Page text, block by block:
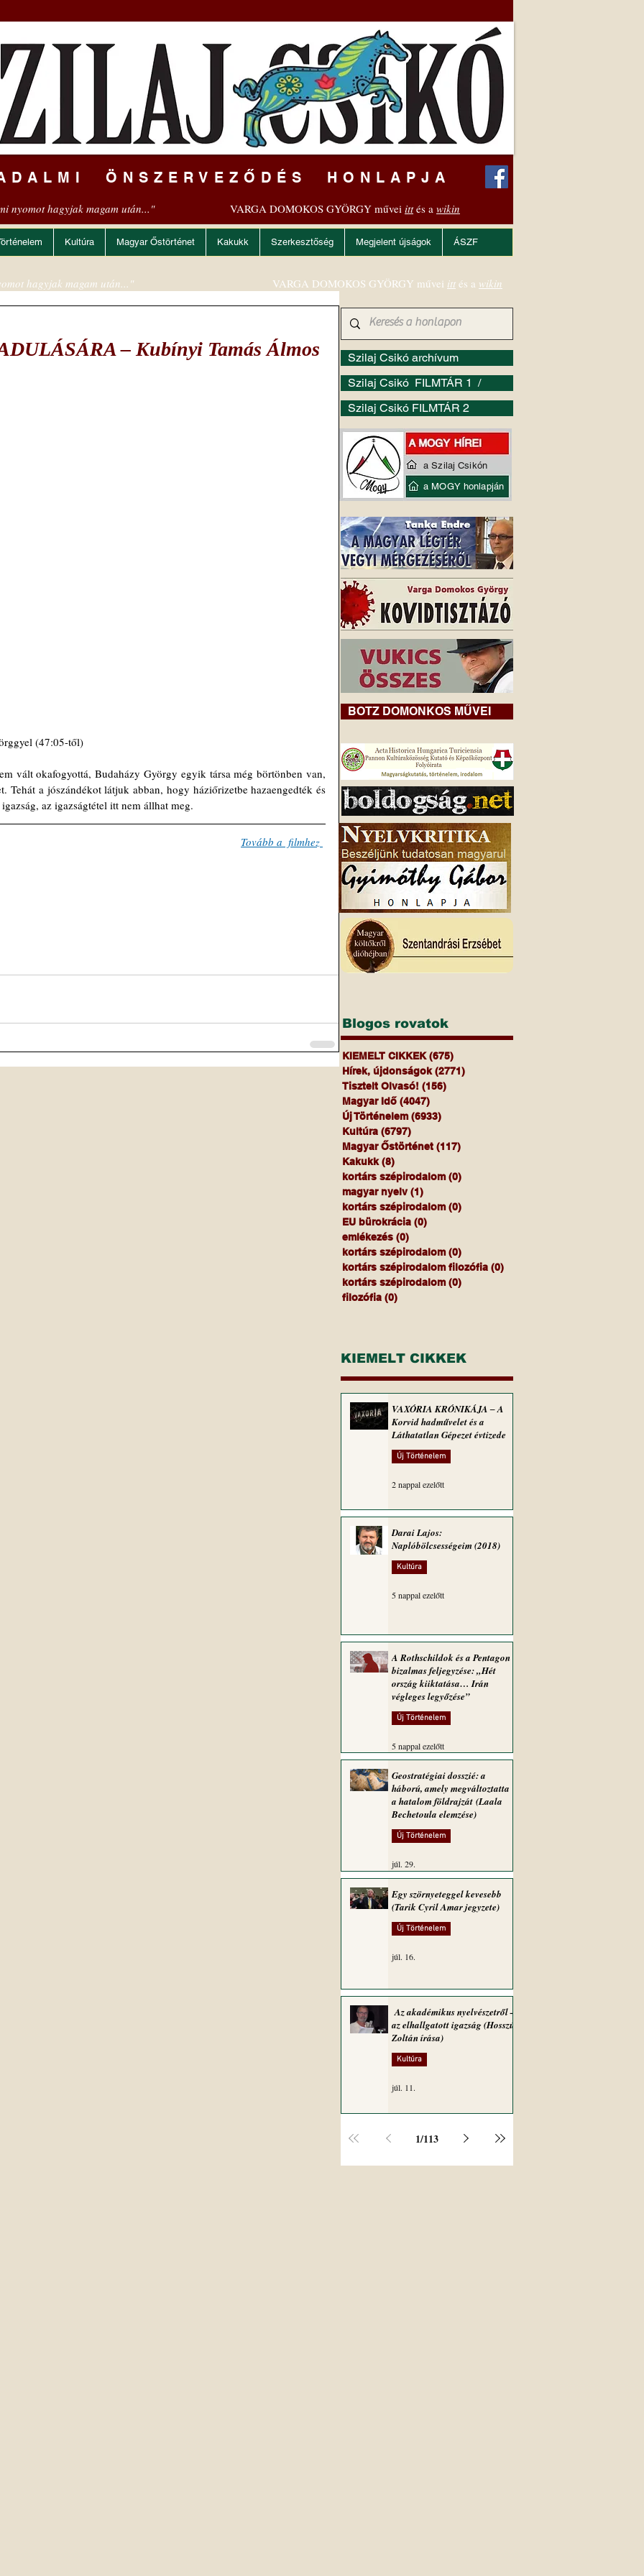
ÖNSZERVEZŐDÉS HONLAPJA
nyomot hagyjak magam után..." VARGA DOMOKOS GYÖRGY művei ittés a wikin
Kultúra Magyar Őstörténet Kakukk Szerkesztőség Megjelent újságok ÁSZF
– Kubínyi Tamás Álmos
(47:05-től)
vált okafogyottá, Budaházy György egyik társa még börtönben van,
Tehát a jószándékot látjuk abban, hogy háziőrizetbe hazaengedték és
az igazságtétel itt nem állhat meg.
Tovább a  filmhez
Szilaj Csikó archívum
Szilaj Csikó FILMTÁR 1 /
Szilaj Csikó FILMTÁR 2
hagyjak magam után..." VARGA DOMOKOS GYÖRGY művei itt és a wikin
BOTZ DOMONKOS MŰVEI
Blogos rovatok
KIEMELT CIKKEK (675)
Hírek, újdonságok (2771)
Tisztelt Olvasó! (156)
Magyar Idő (4047)
Új Történelem (6933)
Kultúra (6797)
Magyar Őstörténet (117)
Kakukk (8)
kortárs szépirodalom (0)
magyar nyelv (1)
kortárs szépirodalom (0)
EU bürokrácia (0)
emlékezés (0)
kortárs szépirodalom (0)
kortárs szépirodalom filozófia (0)
kortárs szépirodalom (0)
filozófia (0)
KIEMELT CIKKEK
VAXÓRIA KRÓNIKÁJA ‒ A
Korvid hadművelet és a
Láthatatlan Gépezet évtizede
Új Történelem
2 nappal ezelőtt
Darai Lajos:
Naplóbölcsességeim (2018)
Kultúra
5 nappal ezelőtt
A Rothschildok és a Pentagon
bizalmas feljegyzése: „Hét
ország kiiktatása… Irán
végleges legyőzése”
Új Történelem
5 nappal ezelőtt
Geostratégiai dosszié: a
háború, amely megváltoztatta
a hatalom földrajzát (Laala
Bechetoula elemzése)
Új Történelem
júl. 29.
Egy szörnyeteggel kevesebb
(Tarik Cyril Amar jegyzete)
Új Történelem
júl. 16.
Az akadémikus nyelvészetről –
az elhallgatott igazság (Hosszú
Zoltán írása)
Kultúra
júl. 11.
1/113
a Szilaj Csikón
a MOGY honlapján